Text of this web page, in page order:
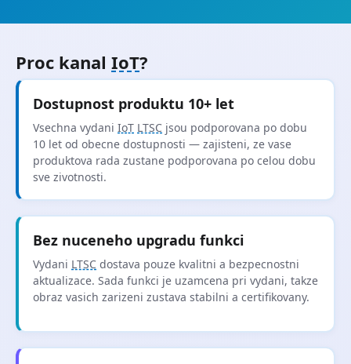
Proc kanal IoT?
Dostupnost produktu 10+ let
Vsechna vydani IoT LTSC jsou podporovana po dobu
10 let od obecne dostupnosti — zajisteni, ze vase
produktova rada zustane podporovana po celou dobu
sve zivotnosti.
Bez nuceneho upgradu funkci
Vydani LTSC dostava pouze kvalitni a bezpecnostni
aktualizace. Sada funkci je uzamcena pri vydani, takze
obraz vasich zarizeni zustava stabilni a certifikovany.